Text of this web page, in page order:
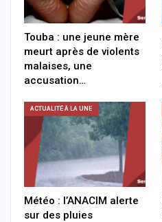
Touba : une jeune mère
meurt après de violents
malaises, une
accusation…
ACTUALITÉ À LA UNE
Météo : l’ANACIM alerte
sur des pluies